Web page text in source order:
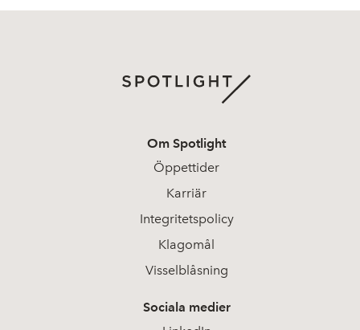
Om Spotlight
Öppettider
Karriär
Integritetspolicy
Klagomål
Visselblåsning
Sociala medier